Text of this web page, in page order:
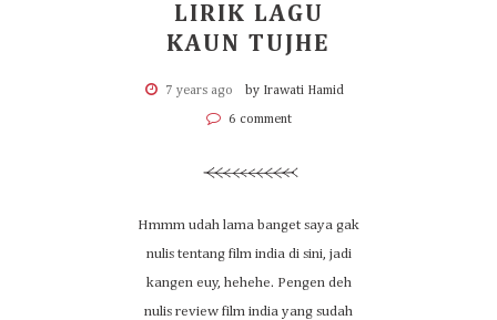
LIRIK LAGU
KAUN TUJHE
7 years ago by Irawati Hamid
6 comment
Hmmm udah lama banget saya gak
nulis tentang film india di sini, jadi
kangen euy, hehehe. Pengen deh
nulis review film india yang sudah